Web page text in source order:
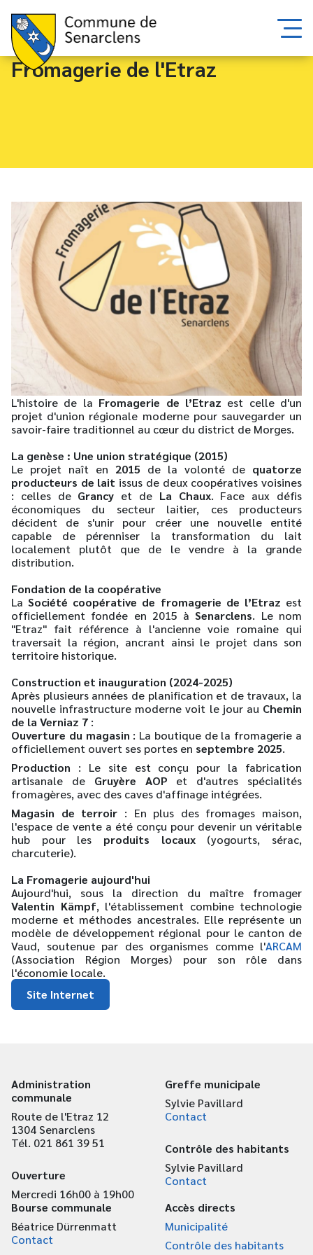
Fromagerie de l'Etraz
L'histoire de la Fromagerie de l’Etraz est celle d'un
projet d'union régionale moderne pour sauvegarder un
savoir-faire traditionnel au cœur du district de Morges.
La genèse : Une union stratégique (2015)
Le projet naît en 2015 de la volonté de quatorze
producteurs de lait issus de deux coopératives voisines
: celles de Grancy et de La Chaux. Face aux défis
économiques du secteur laitier, ces producteurs
décident de s'unir pour créer une nouvelle entité
capable de pérenniser la transformation du lait
localement plutôt que de le vendre à la grande
distribution.
Fondation de la coopérative
LaSociété coopérative de fromagerie de l’Etraz est
officiellement fondée en 2015 àSenarclens. Le nom
"Etraz" fait référence à l'ancienne voie romaine qui
traversait la région, ancrant ainsi le projet dans son
territoire historique.
Construction et inauguration (2024-2025)
Après plusieurs années de planification et de travaux, la
nouvelle infrastructure moderne voit le jour au Chemin
de la Verniaz 7 :
Ouverture du magasin : La boutique de la fromagerie a
officiellement ouvert ses portes en septembre 2025.
Production : Le site est conçu pour la fabrication
artisanale de Gruyère AOP et d'autres spécialités
fromagères, avec des caves d'affinage intégrées.
Magasin de terroir : En plus des fromages maison,
l'espace de vente a été conçu pour devenir un véritable
hub pour les produits locaux(yogourts, sérac,
charcuterie).
La Fromagerie aujourd'hui
Aujourd'hui, sous la direction du maître fromager
Valentin Kämpf, l'établissement combine technologie
moderne et méthodes ancestrales. Elle représente un
modèle de développement régional pour le canton de
Vaud, soutenue par des organismes comme l'ARCAM
(Association Région Morges) pour son rôle dans
l'économie locale.
Site Internet
Administration
communale
Route de l'Etraz 12
1304 Senarclens
Tél. 021 861 39 51
Ouverture
Mercredi 16h00 à 19h00
Greffe municipale
Sylvie Pavillard
Contact
Contrôle des habitants
Sylvie Pavillard
Contact
Bourse communale
Béatrice Dürrenmatt
Contact
Accès directs
Municipalité
Contrôle des habitants